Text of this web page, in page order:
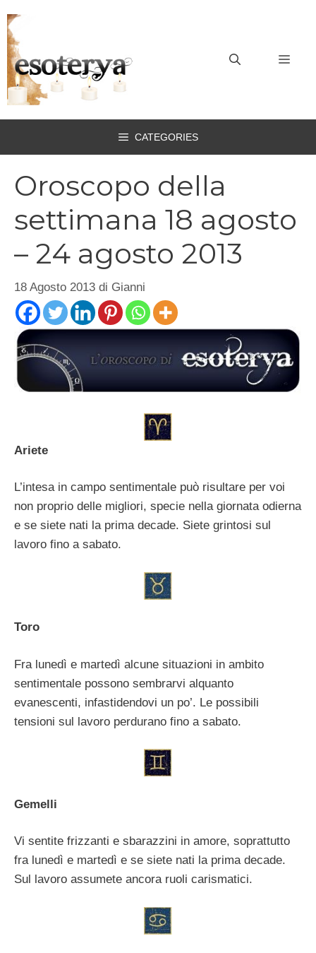
al
contenuto
CATEGORIES
Oroscopo della
settimana 18 agosto
– 24 agosto 2013
18 Agosto 2013 di Gianni
Ariete
L’intesa in campo sentimentale può risultare per voi
non proprio delle migliori, specie nella giornata odierna
e se siete nati la prima decade. Siete grintosi sul
lavoro fino a sabato.
Toro
Fra lunedì e martedì alcune situazioni in ambito
sentimentale possono sembrarvi alquanto
evanescenti, infastidendovi un po’. Le possibili
tensioni sul lavoro perdurano fino a sabato.
Gemelli
Vi sentite frizzanti e sbarazzini in amore, soprattutto
fra lunedì e martedì e se siete nati la prima decade.
Sul lavoro assumete ancora ruoli carismatici.